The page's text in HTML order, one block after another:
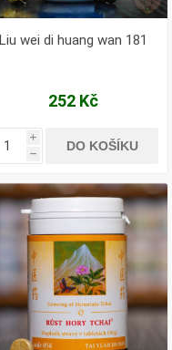
Liu wei di huang wan 181
252 Kč
i
h
DO KOŠÍKU